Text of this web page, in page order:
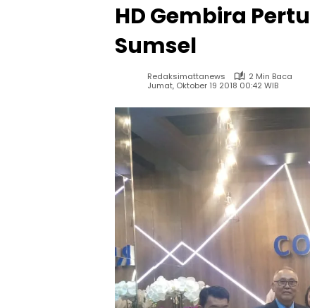
HD Gembira
Sumsel
Redaksimattanews
2 Min Baca
Jumat, Oktober 19 2018 00:42 WIB